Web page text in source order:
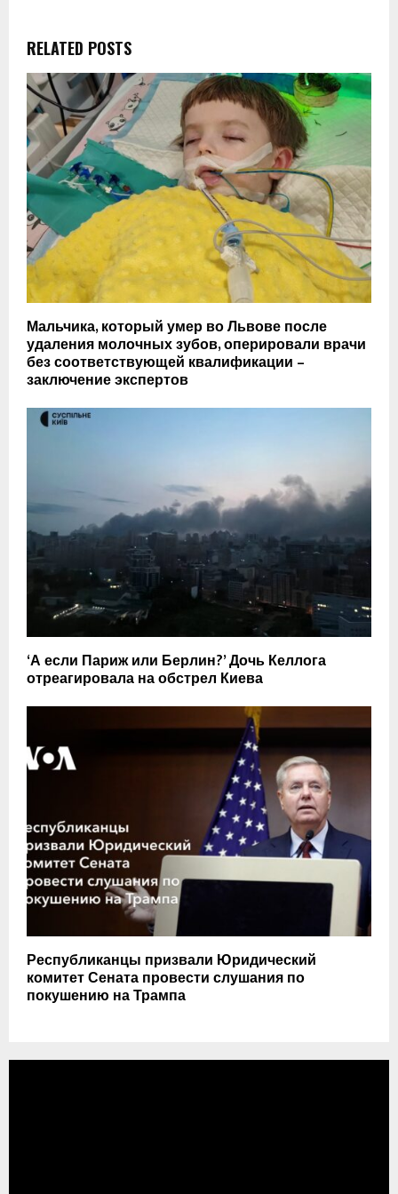
RELATED POSTS
Мальчика, который умер во Львове после
удаления молочных зубов, оперировали врачи
без соответствующей квалификации –
заключение экспертов
‘А если Париж или Берлин?’ Дочь Келлога
отреагировала на обстрел Киева
Республиканцы призвали Юридический
комитет Сената провести слушания по
покушению на Трампа